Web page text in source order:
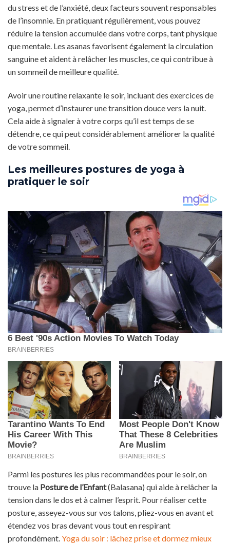
du stress et de l’anxiété, deux facteurs souvent responsables
de l’insomnie. En pratiquant régulièrement, vous pouvez
réduire la tension accumulée dans votre corps, tant physique
que mentale. Les asanas favorisent également la circulation
sanguine et aident à relâcher les muscles, ce qui contribue à
un sommeil de meilleure qualité.
Avoir une routine relaxante le soir, incluant des exercices de
yoga, permet d’instaurer une transition douce vers la nuit.
Cela aide à signaler à votre corps qu’il est temps de se
détendre, ce qui peut considérablement améliorer la qualité
de votre sommeil.
Les meilleures postures de yoga à
pratiquer le soir
Parmi les postures les plus recommandées pour le soir, on
trouve la Posture de l’Enfant(Balasana) qui aide à relâcher la
tension dans le dos et à calmer l’esprit. Pour réaliser cette
posture, asseyez-vous sur vos talons, pliez-vous en avant et
étendez vos bras devant vous tout en respirant
profondément.Yoga du soir : lâchez prise et dormez mieux